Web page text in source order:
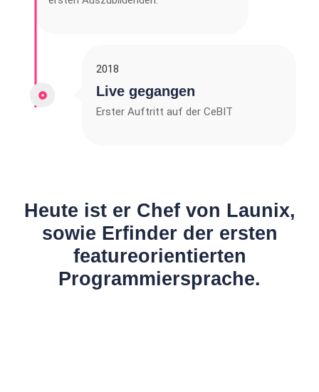
2018
Live gegangen
Erster Auftritt auf der CeBIT
Heute ist er Chef von Launix,
sowie Erfinder der ersten
featureorientierten
Programmiersprache.